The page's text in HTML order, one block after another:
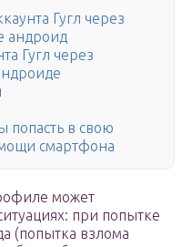
Гугл через
андроид
Гугл через
попасть в свою
смартфона
может
при попытке
(попытка взлома